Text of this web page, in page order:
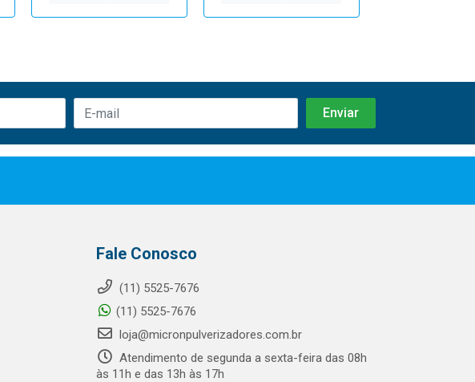
Fale Conosco
(11) 5525-7676
(11) 5525-7676
loja@micronpulverizadores.com.br
Atendimento de segunda a sexta-feira das 08h
às 11h e das 13h às 17h